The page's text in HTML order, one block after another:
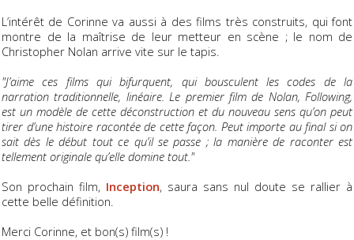
L’intérêt de Corinne va aussi à des films très construits, qui font
montre de la maîtrise de leur metteur en scène ; le nom de
Christopher Nolan arrive vite sur le tapis.
"J’aime ces films qui bifurquent, qui bousculent les codes de la
narration traditionnelle, linéaire. Le premier film de Nolan, Following,
est un modèle de cette déconstruction et du nouveau sens qu’on peut
tirer d’une histoire racontée de cette façon. Peut importe au final si on
sait dès le début tout ce qu’il se passe ; la manière de raconter est
tellement originale qu’elle domine tout."
Son prochain film, Inception, saura sans nul doute se rallier à
cette belle définition.
Merci Corinne, et bon(s) film(s) !